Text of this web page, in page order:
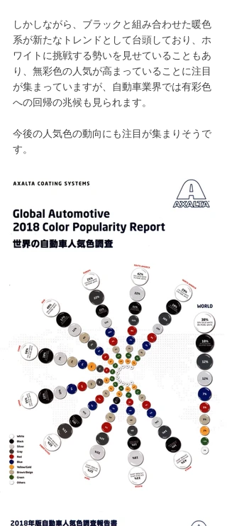
しかしながら、ブラックと組み合わせた暖色
系が新たなトレンドとして台頭しており、ホ
ワイトに挑戦する勢いを見せていることもあ
り、無彩色の人気が高まっていることに注目
が集まっていますが、自動車業界では有彩色
への回帰の兆候も見られます。
今後の人気色の動向にも注目が集まりそうで
す。